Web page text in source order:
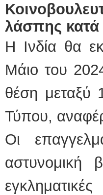
λάσπης κατά
Η Ινδία θα
Μάιο του
θέση μεταξύ
Τύπου,
Οι
αστυνομική